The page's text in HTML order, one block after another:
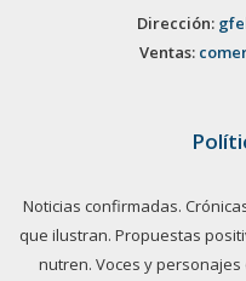
Dirección:
Ventas:
Noticias confirmadas.
que ilustran. Propuestas
nutren. Voces y